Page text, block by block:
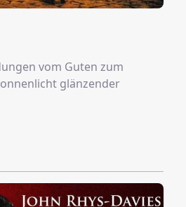
vom Guten zum
glänzender